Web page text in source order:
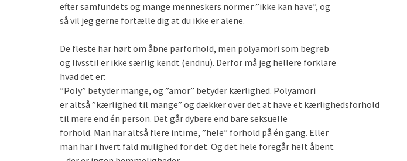
efter samfundets og mange menneskers normer ”ikke kan have”, og
så vil jeg gerne fortælle dig at du ikke er alene.
De fleste har hørt om åbne parforhold, men polyamori som begreb
og livsstil er ikke særlig kendt (endnu). Derfor må jeg hellere forklare
hvad det er:
”Poly” betyder mange, og ”amor” betyder kærlighed. Polyamori
er altså ”kærlighed til mange” og dækker over det at have et kærlighedsforhold
til mere end én person. Det går dybere end bare seksuelle
forhold. Man har altså flere intime, ”hele” forhold på én gang. Eller
man har i hvert fald mulighed for det. Og det hele foregår helt åbent